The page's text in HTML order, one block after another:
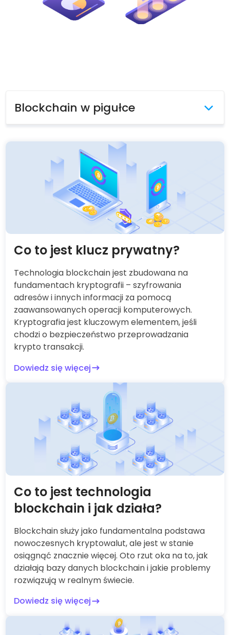
Analiza portfolio
Inteligentna obserwacja zapewniająca optymalne wyniki
Blockchain w pigułce
Pobudź blockchainy do działania
Co to jest klucz prywatny?
Technologia blockchain jest zbudowana na
fundamentach kryptografii – szyfrowania
adresów i innych informacji za pomocą
zaawansowanych operacji komputerowych.
Kryptografia jest kluczowym elementem, jeśli
chodzi o bezpieczeństwo przeprowadzania
krypto transakcji.
Dowiedz się więcej
Co to jest technologia
blockchain i jak działa?
Blockchain służy jako fundamentalna podstawa
nowoczesnych kryptowalut, ale jest w stanie
osiągnąć znacznie więcej. Oto rzut oka na to, jak
działają bazy danych blockchain i jakie problemy
rozwiązują w realnym świecie.
Dowiedz się więcej